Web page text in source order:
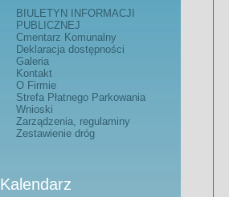
BIULETYN INFORMACJI
PUBLICZNEJ
Cmentarz Komunalny
Deklaracja dostępności
Galeria
Kontakt
O Firmie
Strefa Płatnego Parkowania
Wnioski
Zarządzenia, regulaminy
Zestawienie dróg
Kalendarz